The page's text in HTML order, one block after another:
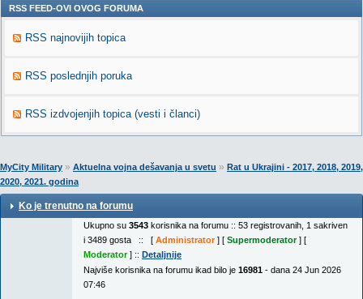
RSS FEED-OVI OVOG FORUMA
RSS najnovijih topica
RSS poslednjih poruka
RSS izdvojenjih topica (vesti i članci)
MyCity Military » Aktuelna vojna dešavanja u svetu » Rat u Ukrajini - 2017, 2018, 2019,
2020, 2021. godina
Ko je trenutno na forumu
Ukupno su 3543 korisnika na forumu :: 53 registrovanih, 1 sakriven
i 3489 gosta :: [ Administrator] [ Supermoderator] [
Moderator] :: Detaljnije
Najviše korisnika na forumu ikad bilo je 16981 - dana 24 Jun 2026
07:46